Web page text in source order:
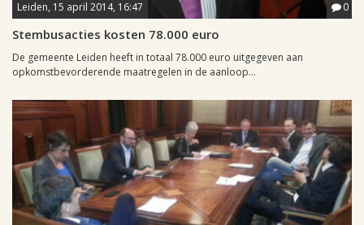
Leiden, 15 april 2014, 16:47 0
Stembusacties kosten 78.000 euro
De gemeente Leiden heeft in totaal 78.000 euro uitgegeven aan
opkomstbevorderende maatregelen in de aanloop...